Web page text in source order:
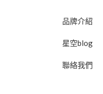
品牌介紹
星空blog
聯絡我們